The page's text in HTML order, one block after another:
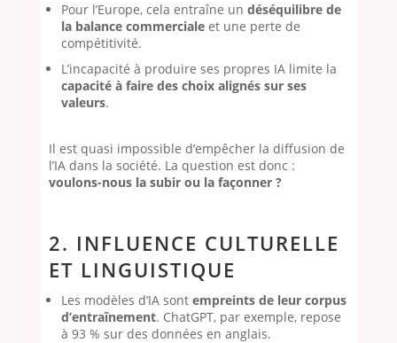
Pour l’Europe, cela entraîne un déséquilibre de
la balance commercialeet une perte de
compétitivité.
L’incapacité à produire ses propres IA limite la
capacité à faire des choix alignés sur ses
valeurs.
Il est quasi impossible d’empêcher la diffusion de
l’IA dans la société. La question est donc :
voulons-nous la subir ou la façonner ?
2. INFLUENCE CULTURELLE
ET LINGUISTIQUE
Les modèles d’IA sont empreints de leur corpus
d’entraînement. ChatGPT, par exemple, repose
à 93 % sur des données en anglais.